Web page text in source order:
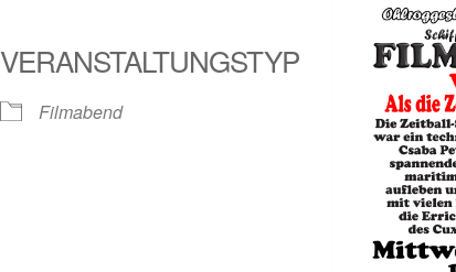
Google Kalender iCalendar
VERANSTALTUNGSTYP
Filmabend